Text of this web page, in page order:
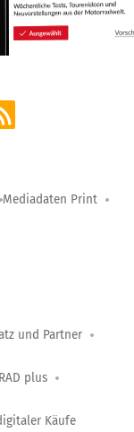
Mediadaten Print
und Partner
plus
Käufe